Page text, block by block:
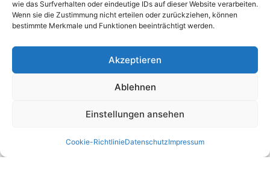
wie das Surfverhalten oder eindeutige IDs auf dieser Website verarbeiten.
Wenn sie die Zustimmung nicht erteilen oder zurückziehen, können
bestimmte Merkmale und Funktionen beeinträchtigt werden.
Akzeptieren
Ablehnen
Einstellungen ansehen
Cookie-RichtlinieDatenschutzImpressum
DGUV Prüfung
DGUV V3
Job
E Service Check Expert